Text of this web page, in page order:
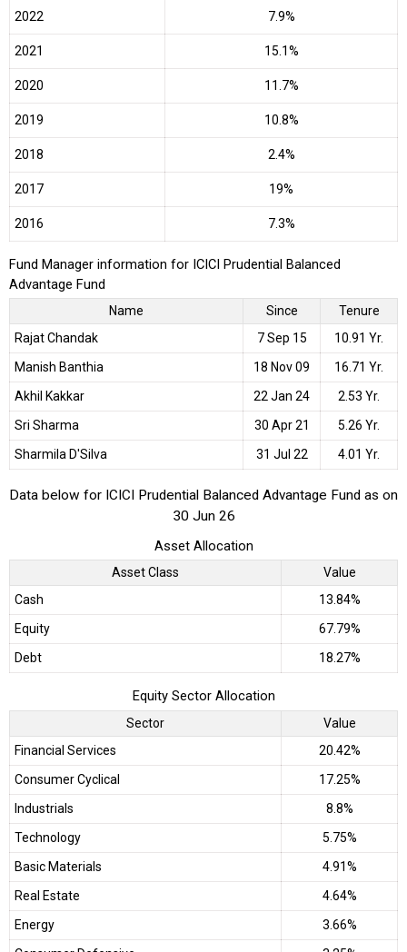
2022 7.9%
2021 15.1%
2020 11.7%
2019 10.8%
2018 2.4%
2017 19%
2016 7.3%
Fund Manager information for ICICI Prudential Balanced
Advantage Fund
Name Since
Tenure
Rajat Chandak
7 Sep 15
10.91 Yr.
Manish Banthia
18 Nov 09
16.71 Yr.
Akhil Kakkar
22 Jan 24
2.53 Yr.
Sri Sharma
30 Apr 21
5.26 Yr.
Sharmila D'Silva
31 Jul 22 4.01 Yr.
Data below for ICICI Prudential Balanced Advantage Fund as on
30 Jun 26
Asset Allocation
Asset Class
Value
Cash
13.84%
Equity
67.79%
Debt
18.27%
Equity Sector Allocation
Sector
Value
Financial Services
20.42%
Consumer Cyclical
17.25%
Industrials
8.8%
Technology
5.75%
Basic Materials
4.91%
Real Estate
4.64%
Energy
3.66%